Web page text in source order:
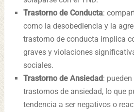
Trastorno de Conducta:
como la desobediencia y la
trastorno de conducta implica
graves y violaciones
sociales.
Trastorno de Ansiedad:
trastornos de ansiedad, lo que
tendencia a ser negativos o